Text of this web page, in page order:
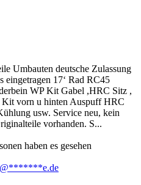
Umbauten deutsche Zulassung
17‘ Rad RC45
WP Kit Gabel ,HRC Sitz ,
vorn u hinten Auspuff HRC
usw. Service neu, kein
vorhanden. S...
haben es gesehen